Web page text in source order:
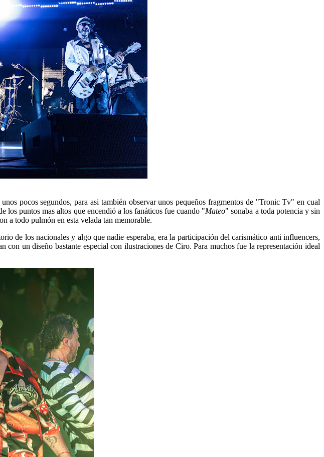
pocos segundos, para asi también observar unos pequeños fragmentos de "Tronic Tv" en cual
los puntos mas altos que encendió a los fanáticos fue cuando "Mateo" sonaba a toda potencia y sin
a todo pulmón en esta velada tan memorable.
de los nacionales y algo que nadie esperaba, era la participación del carismático anti influencers,
un diseño bastante especial con ilustraciones de Ciro. Para muchos fue la representación ideal